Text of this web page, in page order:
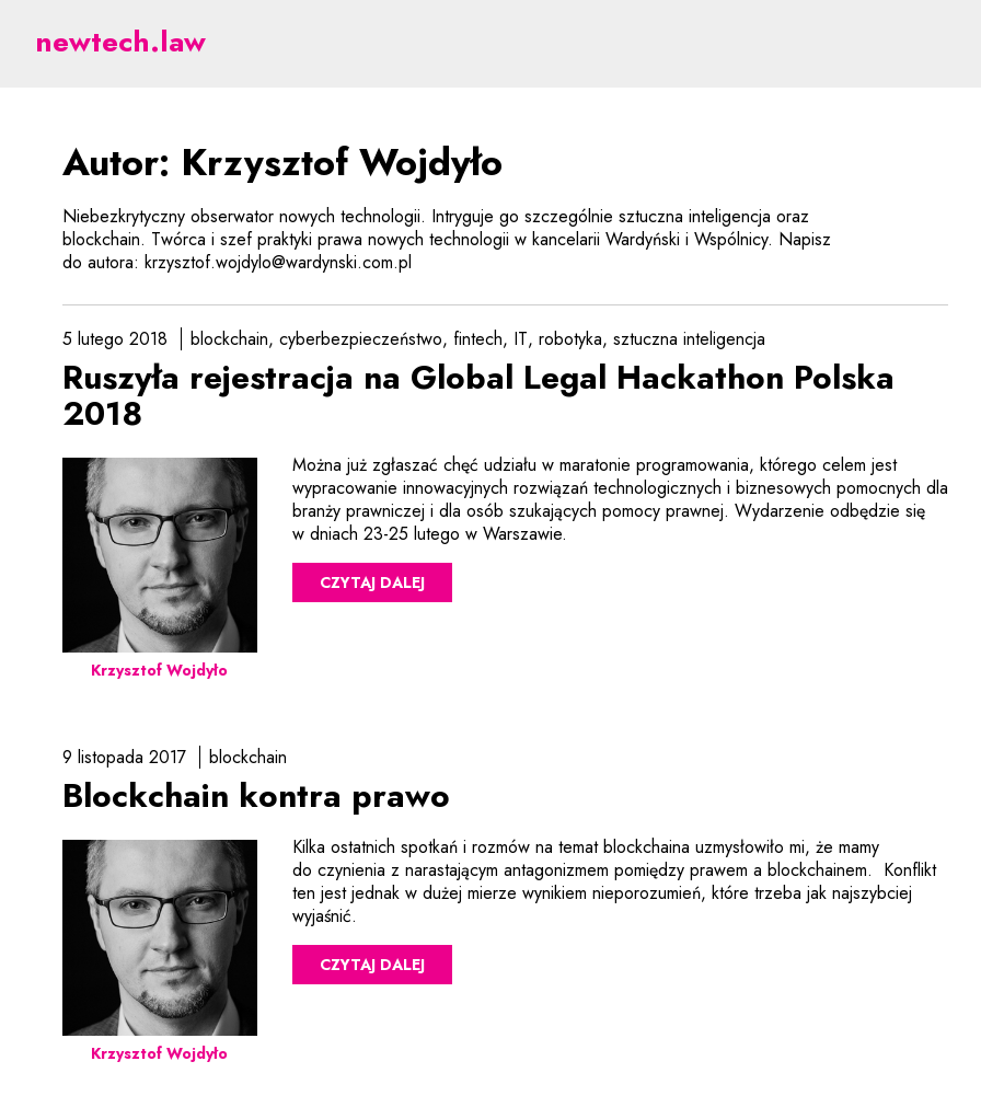
Wojdyło - prawne aspekty nowych technologii
newtech.law
Autor: Krzysztof Wojdyło
Niebezkrytyczny obserwator nowych technologii. Intryguje go szczególnie sztuczna inteligencja oraz
blockchain. Twórca i szef praktyki prawa nowych technologii w kancelarii Wardyński i Wspólnicy. Napisz
do autora: krzysztof.wojdylo@wardynski.com.pl
5 lutego 2018 blockchain cyberbezpieczeństwo fintech IT robotyka sztuczna inteligencja
Ruszyła rejestracja na Global Legal Hackathon Polska
2018
Można już zgłaszać chęć udziału w maratonie programowania, którego celem jest
wypracowanie innowacyjnych rozwiązań technologicznych i biznesowych pomocnych dla
branży prawniczej i dla osób szukających pomocy prawnej. Wydarzenie odbędzie się
w dniach 23-25 lutego w Warszawie.
CZYTAJ DALEJ
Krzysztof Wojdyło
9 listopada 2017 blockchain
Blockchain kontra prawo
Kilka ostatnich spotkań i rozmów na temat blockchaina uzmysłowiło mi, że mamy
do czynienia z narastającym antagonizmem pomiędzy prawem a blockchainem. Konflikt
ten jest jednak w dużej mierze wynikiem nieporozumień, które trzeba jak najszybciej
wyjaśnić.
CZYTAJ DALEJ
Krzysztof Wojdyło